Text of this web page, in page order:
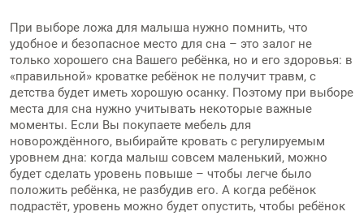
При выборе ложа для малыша нужно помнить, что
удобное и безопасное место для сна – это залог не
только хорошего сна Вашего ребёнка, но и его здоровья: в
«правильной» кроватке ребёнок не получит травм, с
детства будет иметь хорошую осанку. Поэтому при выборе
места для сна нужно учитывать некоторые важные
моменты. Если Вы покупаете мебель для
новорождённого, выбирайте кровать с регулируемым
уровнем дна: когда малыш совсем маленький, можно
будет сделать уровень повыше – чтобы легче было
положить ребёнка, не разбудив его. А когда ребёнок
подрастёт, уровень можно будет опустить, чтобы ребёнок